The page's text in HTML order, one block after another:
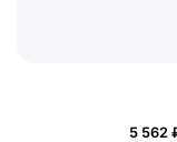
5 562